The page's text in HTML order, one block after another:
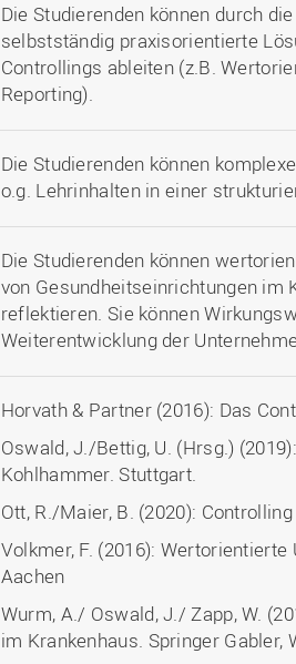
Die Studierenden können durch
selbstständig praxisorientierte
Controllings ableiten (z.B.
Reporting).
Die Studierenden können
o.g. Lehrinhalten in einer
Die Studierenden können
von Gesundheitseinrichtungen
reflektieren. Sie können
Weiterentwicklung der
Horvath & Partner (2016): Das
Oswald, J./Bettig, U. (Hrsg.)
Kohlhammer. Stuttgart.
Ott, R./Maier, B. (2020):
Volkmer, F. (2016):
Aachen
Wurm, A./ Oswald, J./ Zapp, W.
im Krankenhaus. Springer Gabler,